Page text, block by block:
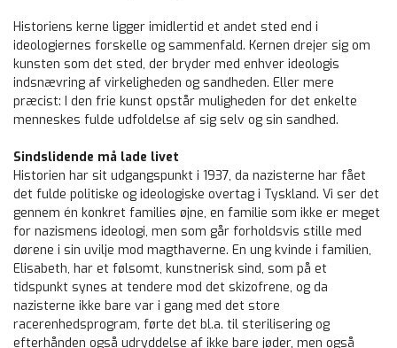
Historiens kerne ligger imidlertid et andet sted end i
ideologiernes forskelle og sammenfald. Kernen drejer sig om
kunsten som det sted, der bryder med enhver ideologis
indsnævring af virkeligheden og sandheden. Eller mere
præcist: I den frie kunst opstår muligheden for det enkelte
menneskes fulde udfoldelse af sig selv og sin sandhed.
Sindslidende må lade livet
Historien har sit udgangspunkt i 1937, da nazisterne har fået
det fulde politiske og ideologiske overtag i Tyskland. Vi ser det
gennem én konkret families øjne, en familie som ikke er meget
for nazismens ideologi, men som går forholdsvis stille med
dørene i sin uvilje mod magthaverne. En ung kvinde i familien,
Elisabeth, har et følsomt, kunstnerisk sind, som på et
tidspunkt synes at tendere mod det skizofrene, og da
nazisterne ikke bare var i gang med det store
racerenhedsprogram, førte det bl.a. til sterilisering og
efterhånden også udryddelse af ikke bare jøder, men også